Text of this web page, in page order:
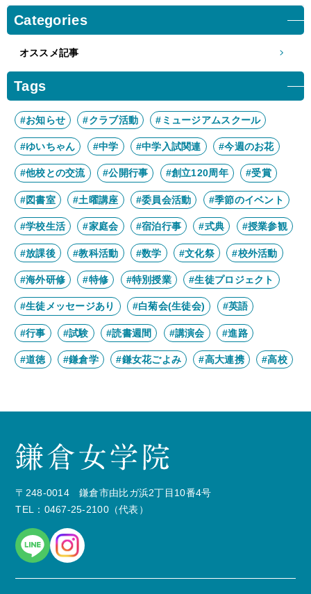
4月
3月
2月
6月
5月
2月
4月
2月
1月
8月
7月
6月
4月
3月
10月
9月
8月
4月
3月
2月
1月
Categories
オススメ記事
Tags
#お知らせ #クラブ活動 #ミュージアムスクール
#ゆいちゃん #中学 #中学入試関連 #今週のお花
#他校との交流 #公開行事 #創立120周年 #受賞
#図書室 #土曜講座 #委員会活動 #季節のイベント
#学校生活 #家庭会 #宿泊行事 #式典 #授業参観
#放課後 #教科活動 #数学 #文化祭 #校外活動
#海外研修 #特修 #特別授業 #生徒プロジェクト
#生徒メッセージあり #白菊会(生徒会) #英語
#行事 #試験 #読書週間 #講演会 #進路
#道徳 #鎌倉学 #鎌女花ごよみ #高大連携 #高校
〒248-0014 鎌倉市由比ガ浜2丁目10番4号
TEL：0467-25-2100（代表）